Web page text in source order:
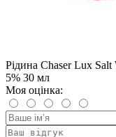
Рідина Chaser Lux
5% 30 мл
Моя оцінка: